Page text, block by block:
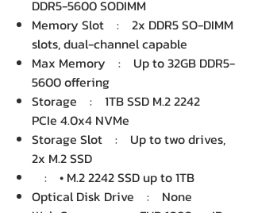
DDR5-5600 SODIMM
Memory Slot : 2x DDR5 SO-DIMM
slots, dual-channel capable
Max Memory : Up to 32GB DDR5-
5600 offering
Storage : 1TB SSD M.2 2242
PCIe 4.0x4 NVMe
Storage Slot : Up to two drives,
2x M.2 SSD
: • M.2 2242 SSD up to 1TB
Optical Disk Drive : None